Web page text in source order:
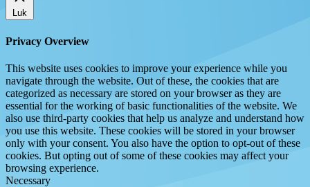
Luk
Privacy Overview
This website uses cookies to improve your experience while you
navigate through the website. Out of these, the cookies that are
categorized as necessary are stored on your browser as they are
essential for the working of basic functionalities of the website. We
also use third-party cookies that help us analyze and understand how
you use this website. These cookies will be stored in your browser
only with your consent. You also have the option to opt-out of these
cookies. But opting out of some of these cookies may affect your
browsing experience.
Necessary